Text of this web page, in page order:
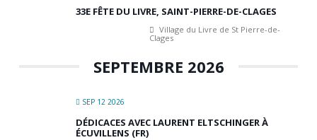
33E FÊTE DU LIVRE, SAINT-PIERRE-DE-CLAGES
Village du Livre de St Pierre-de-
Clages
SEPTEMBRE 2026
SEP 12 2026
DÉDICACES AVEC LAURENT ELTSCHINGER À
ÉCUVILLENS (FR)